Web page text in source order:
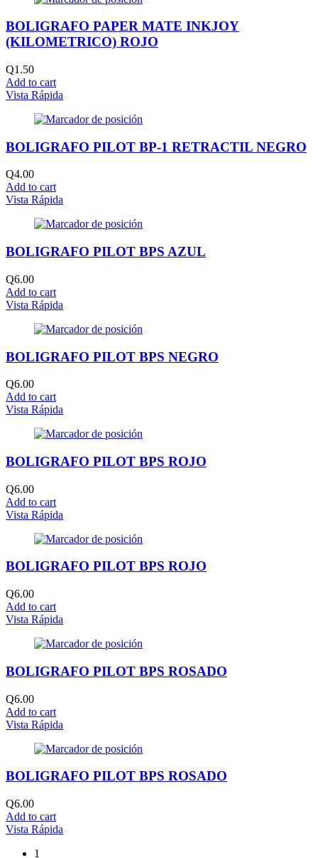
BOLIGRAFO PAPER MATE INKJOY
(KILOMETRICO) ROJO
Q1.50
Add to cart
Vista Rápida
BOLIGRAFO PILOT BP-1 RETRACTIL NEGRO
Q4.00
Add to cart
Vista Rápida
BOLIGRAFO PILOT BPS AZUL
Q6.00
Add to cart
Vista Rápida
BOLIGRAFO PILOT BPS NEGRO
Q6.00
Add to cart
Vista Rápida
BOLIGRAFO PILOT BPS ROJO
Q6.00
Add to cart
Vista Rápida
BOLIGRAFO PILOT BPS ROJO
Q6.00
Add to cart
Vista Rápida
BOLIGRAFO PILOT BPS ROSADO
Q6.00
Add to cart
Vista Rápida
BOLIGRAFO PILOT BPS ROSADO
Q6.00
Add to cart
Vista Rápida
1